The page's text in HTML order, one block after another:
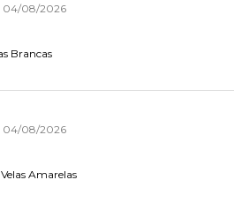
04/08/2026
Brancas
04/08/2026
Amarelas